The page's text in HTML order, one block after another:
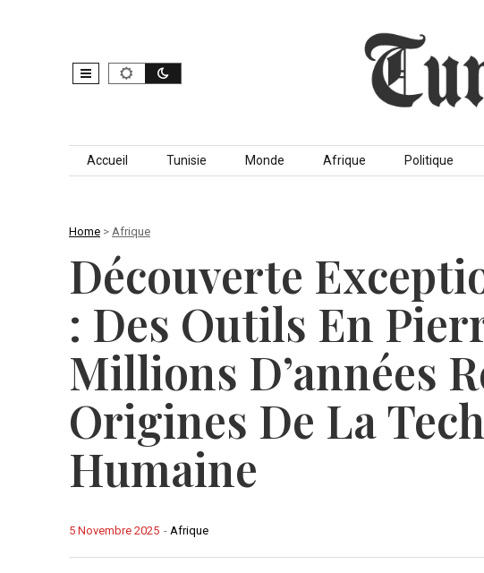
Skip to content
Accueil Tunisie Monde Afrique Politique
Home > Afrique
Découverte
: Des Outils En
Millions D’années
Origines De La
Humaine
- Afrique
5 Novembre 2025